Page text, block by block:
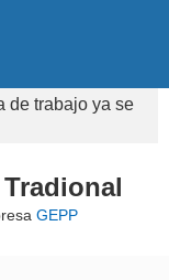
de trabajo ya se
GEPP